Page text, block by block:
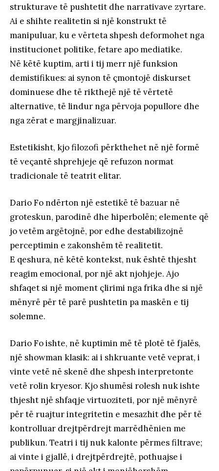
strukturave të pushtetit dhe narrativave zyrtare.
Ai e shihte realitetin si një konstrukt të
manipuluar, ku e vërteta shpesh deformohet nga
institucionet politike, fetare apo mediatike.
Në këtë kuptim, arti i tij merr një funksion
demistifikues: ai synon të çmontojë diskurset
dominuese dhe të rikthejë një të vërtetë
alternative, të lindur nga përvoja popullore dhe
nga zërat e margjinalizuar.
Estetikisht, kjo filozofi përkthehet në një formë
të veçantë shprehjeje që refuzon normat
tradicionale të teatrit elitar.
Dario Fo ndërton një estetikë të bazuar në
groteskun, parodinë dhe hiperbolën; elemente që
jo vetëm argëtojnë, por edhe destabilizojnë
perceptimin e zakonshëm të realitetit.
E qeshura, në këtë kontekst, nuk është thjesht
reagim emocional, por një akt njohjeje. Ajo
shfaqet si një moment çlirimi nga frika dhe si një
mënyrë për të parë pushtetin pa maskën e tij
solemne.
Dario Fo ishte, në kuptimin më të plotë të fjalës,
një showman klasik: ai i shkruante vetë veprat, i
vinte vetë në skenë dhe shpesh interpretonte
vetë rolin kryesor. Kjo shumësi rolesh nuk ishte
thjesht një shfaqje virtuoziteti, por një mënyrë
për të ruajtur integritetin e mesazhit dhe për të
kontrolluar drejtpërdrejt marrëdhënien me
publikun. Teatri i tij nuk kalonte përmes filtrave;
ai vinte i gjallë, i drejtpërdrejtë, pothuajse i